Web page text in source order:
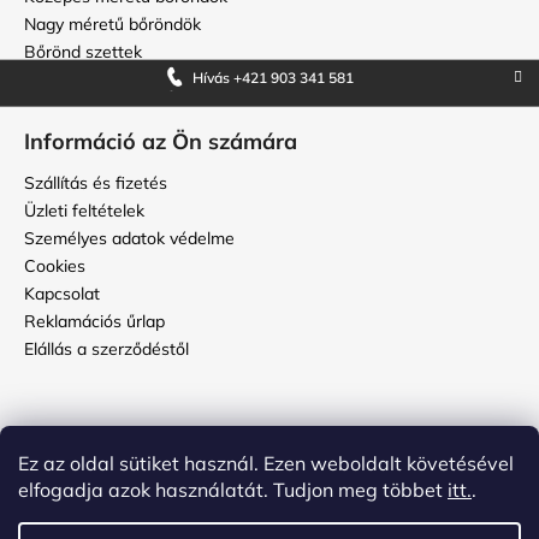
Ez az oldal sütiket használ. Ezen weboldalt követésével
elfogadja azok használatát. Tudjon meg többet itt..
Hívás +421 903 341 581
Nagy méretű bőröndök
Bőrönd szettek
Információ az Ön számára
Szállítás és fizetés
Üzleti feltételek
Személyes adatok védelme
Cookies
Kapcsolat
Reklamációs űrlap
Elállás a szerződéstől
Hogyan kell ápolni a topbőröndöt?
Hogyan állítsuk be a kódot a bőrönd számzárján?